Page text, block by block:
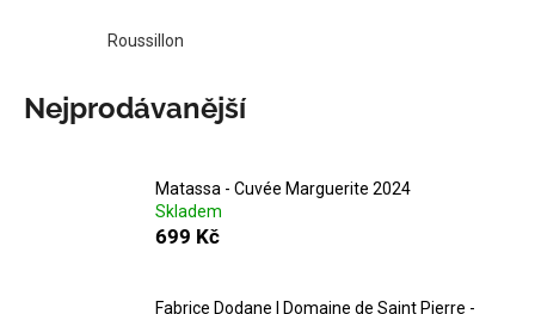
Roussillon
Nejprodávanější
Matassa - Cuvée Marguerite 2024
Skladem
699 Kč
Fabrice Dodane | Domaine de Saint Pierre -
p
o